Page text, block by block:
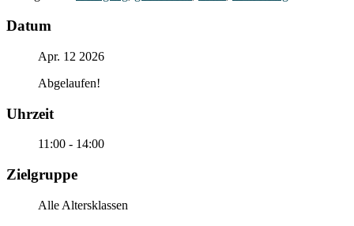
Datum
Apr. 12 2026
Abgelaufen!
Uhrzeit
11:00 - 14:00
Zielgruppe
Alle Altersklassen